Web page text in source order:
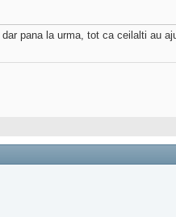
pana la urma, tot ca ceilalti au